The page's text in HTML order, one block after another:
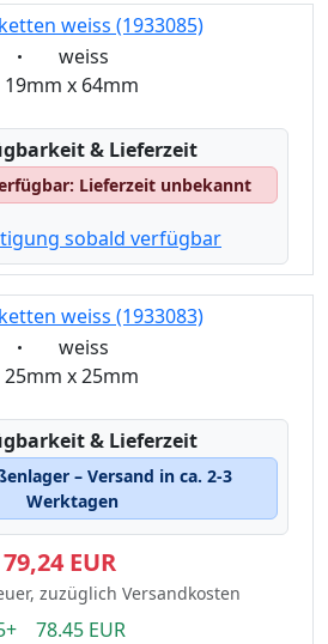
weiss (1933085)
Eigenschaft:
weiss
19mm x 64mm
& Lieferzeit
Lieferzeit unbekannt
sobald verfügbar
weiss (1933083)
Eigenschaft:
weiss
25mm x 25mm
& Lieferzeit
– Versand in ca. 2-3
Werktagen
79,24 EUR
zuzüglich Versandkosten
78.45 EUR